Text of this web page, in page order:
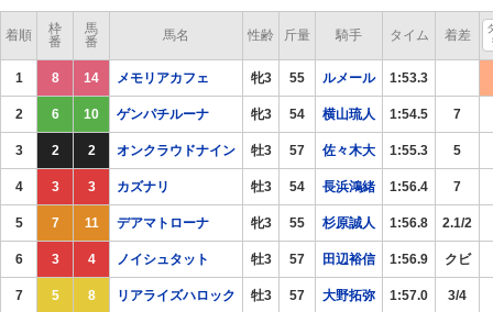
着順
枠
番
馬
番
馬名 性齢 斤量 騎手 タイム 着差
1 8 14 メモリアカフェ 牝3 55 ルメール 1:53.3
2 6 10 ゲンパチルーナ 牝3 54 横山琉人 1:54.5 7
3 2 2 オンクラウドナイン 牡3 57 佐々木大 1:55.3 5
4 3 3 カズナリ 牡3 54 長浜鴻緒 1:56.4 7
5 7 11 デアマトローナ 牝3 55 杉原誠人 1:56.8 2.1/2
6 3 4 ノイシュタット 牡3 57 田辺裕信 1:56.9 クビ
7 5 8 リアライズハロック 牡3 57 大野拓弥 1:57.0 3/4